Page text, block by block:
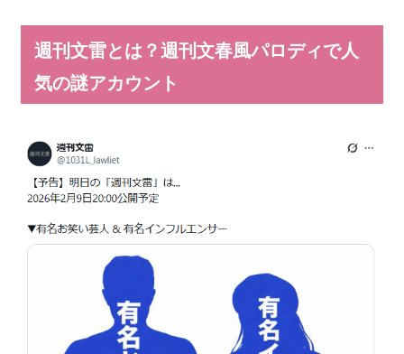
週刊文雷とは？週刊文春風パロディで人
気の謎アカウント